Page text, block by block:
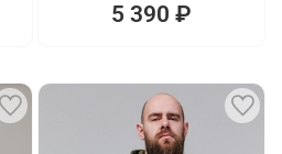
5 390 ₽